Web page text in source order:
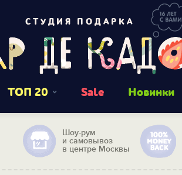
СТУДИЯ ПОДАРКА
ТОП 20 Sale Новинки
Шоу-рум
и самовывоз
в центре Москвы